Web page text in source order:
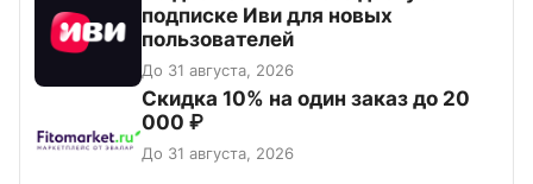
подписке Иви для новых
пользователей
До 31 августа, 2026
Скидка 10% на один заказ до 20
000 ₽
До 31 августа, 2026